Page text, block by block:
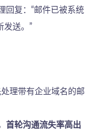
回复：“邮件已被系统
发送。”
理带有企业域名的邮
首轮沟通流失率高出